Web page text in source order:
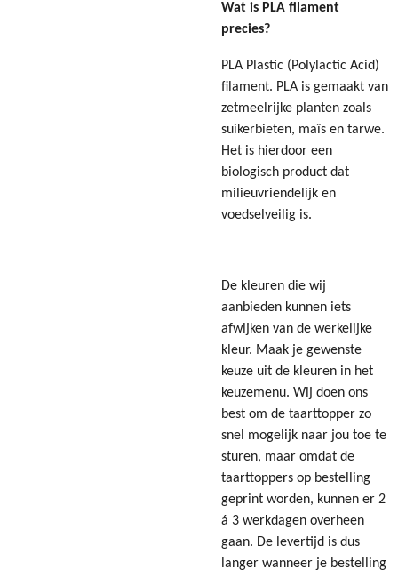
Wat is PLA filament
precies?
PLA Plastic (Polylactic Acid)
filament. PLA is gemaakt van
zetmeelrijke planten zoals
suikerbieten, maïs en tarwe.
Het is hierdoor een
biologisch product dat
milieuvriendelijk en
voedselveilig is.
De kleuren die wij
aanbieden kunnen iets
afwijken van de werkelijke
kleur. Maak je gewenste
keuze uit de kleuren in het
keuzemenu. Wij doen ons
best om de taarttopper zo
snel mogelijk naar jou toe te
sturen, maar omdat de
taarttoppers op bestelling
geprint worden, kunnen er 2
á 3 werkdagen overheen
gaan. De levertijd is dus
langer wanneer je bestelling